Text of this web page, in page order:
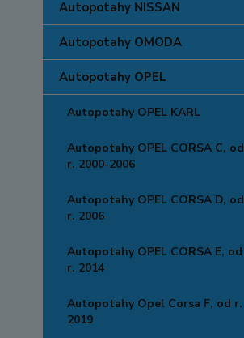
Autopotahy NISSAN
Autopotahy OMODA
Autopotahy OPEL
Autopotahy OPEL KARL
Autopotahy OPEL CORSA C, od
r. 2000-2006
Autopotahy OPEL CORSA D, od
r. 2006
Autopotahy OPEL CORSA E, od
r. 2014
Autopotahy Opel Corsa F, od r.
2019